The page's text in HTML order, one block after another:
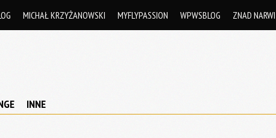
MICHAŁ KRZYŻANOWSKI MYFLYPASSION WPWSBLOG ZNAD NARWI
INNE